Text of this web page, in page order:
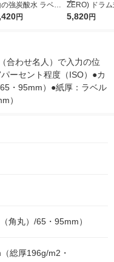
の強炭酸水 ラベル
ス 500ml 1箱（24
円
ZERO) ドラ
詰め替え メガ
5,820円
合わせ名人）で入力の位
ーセント程度（ISO）●カ
・95mm）●紙厚：ラベル
）
角丸）/65・95mm）
総厚196g/m2・